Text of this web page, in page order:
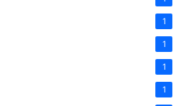
1
1
1
1